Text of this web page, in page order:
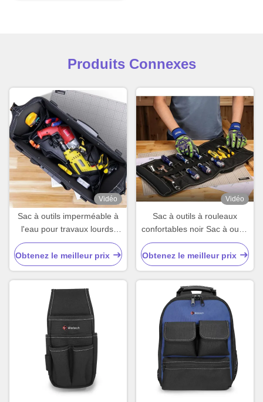
Produits Connexes
Vidéo
Sac à outils imperméable à
l'eau pour travaux lourds,
sac à outils de maintenance
personnalisé
Obtenez le meilleur prix
Vidéo
Sac à outils à rouleaux
confortables noir Sac à outils
à rouleaux de capacité
moyenne
Obtenez le meilleur prix